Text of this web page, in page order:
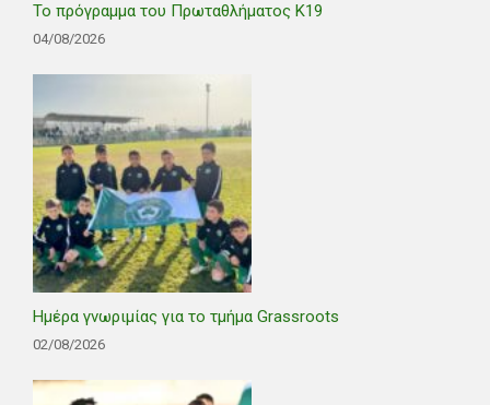
Το πρόγραμμα του Πρωταθλήματος Κ19
04/08/2026
Ημέρα γνωριμίας για το τμήμα Grassroots
02/08/2026